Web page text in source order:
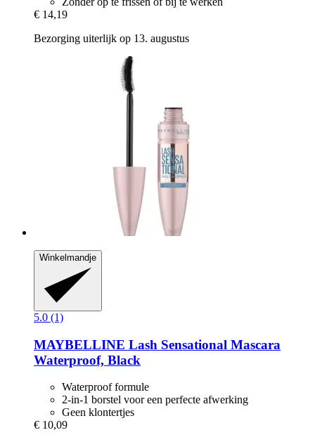
€ 14,19
Bezorging uiterlijk op 13. augustus
Winkelmandje
5.0 (1)
MAYBELLINE Lash Sensational Mascara
Waterproof, Black
Waterproof formule
2-in-1 borstel voor een perfecte afwerking
Geen klontertjes
€ 10,09